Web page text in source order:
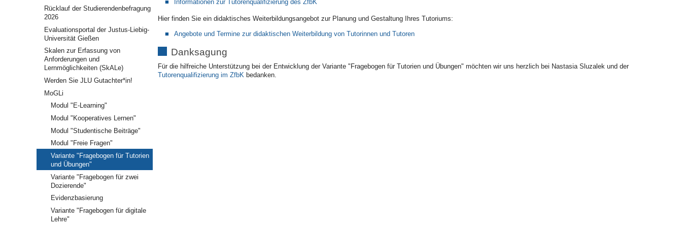
Informationen zur Tutorenqualifizierung des ZfbK
Hier finden Sie ein didaktisches Weiterbildungsangebot zur Planung und Gestaltung Ihres Tutoriums:
Angebote und Termine zur didaktischen Weiterbildung von Tutorinnen und Tutoren
Danksagung
Für die hilfreiche Unterstützung bei der Entwicklung der Variante "Fragebogen für Tutorien und Übungen" möchten wir uns herzlich bei Nastasia Sluzalek und der
Tutorenqualifizierung im ZfbK bedanken.
Rücklauf der Studierendenbefragung
2026
Evaluationsportal der Justus-Liebig-
Universität Gießen
Skalen zur Erfassung von
Anforderungen und
Lernmöglichkeiten (SkALe)
Werden Sie JLU Gutachter*in!
MoGLi
Modul "E-Learning"
Modul "Kooperatives Lernen"
Modul "Studentische Beiträge"
Modul "Freie Fragen"
Variante "Fragebogen für Tutorien
und Übungen"
Variante "Fragebogen für zwei
Dozierende"
Evidenzbasierung
Variante "Fragebogen für digitale
Lehre"